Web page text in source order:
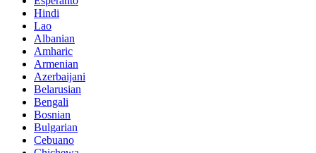
Hindi
Lao
Albanian
Amharic
Armenian
Azerbaijani
Belarusian
Bengali
Bosnian
Bulgarian
Cebuano